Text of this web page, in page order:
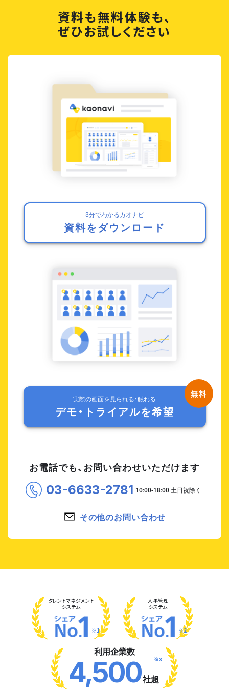
資料も無料体験も、
ぜひお試しください
3分でわかるカオナビ
資料をダウンロード
実際の画面を見られる・触れる
デモ・トライアルを希望
お電話でも、お問い合わせいただけます
03-6633-2781
その他のお問い合わせ
タレントマネジメント
システム
※1
人事管理
システム
※2
利用企業数
4,500社超
※3